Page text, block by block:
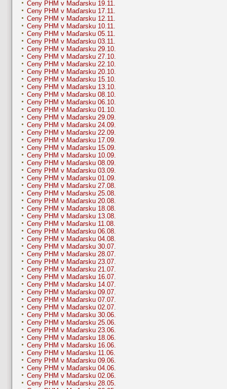
Ceny PHM v Maďarsku 19.11.
Ceny PHM v Maďarsku 17.11.
Ceny PHM v Maďarsku 12.11.
Ceny PHM v Maďarsku 10.11.
Ceny PHM v Maďarsku 05.11.
Ceny PHM v Maďarsku 03.11.
Ceny PHM v Maďarsku 29.10.
Ceny PHM v Maďarsku 27.10.
Ceny PHM v Maďarsku 22.10.
Ceny PHM v Maďarsku 20.10.
Ceny PHM v Maďarsku 15.10.
Ceny PHM v Maďarsku 13.10.
Ceny PHM v Maďarsku 08.10.
Ceny PHM v Maďarsku 06.10.
Ceny PHM v Maďarsku 01.10.
Ceny PHM v Maďarsku 29.09.
Ceny PHM v Maďarsku 24.09.
Ceny PHM v Maďarsku 22.09.
Ceny PHM v Maďarsku 17.09.
Ceny PHM v Maďarsku 15.09.
Ceny PHM v Maďarsku 10.09.
Ceny PHM v Maďarsku 08.09.
Ceny PHM v Maďarsku 03.09.
Ceny PHM v Maďarsku 01.09.
Ceny PHM v Maďarsku 27.08.
Ceny PHM v Maďarsku 25.08.
Ceny PHM v Maďarsku 20.08.
Ceny PHM v Maďarsku 18.08.
Ceny PHM v Maďarsku 13.08.
Ceny PHM v Maďarsku 11.08.
Ceny PHM v Maďarsku 06.08.
Ceny PHM v Maďarsku 04.08.
Ceny PHM v Maďarsku 30.07.
Ceny PHM v Maďarsku 28.07.
Ceny PHM v Maďarsku 23.07.
Ceny PHM v Maďarsku 21.07.
Ceny PHM v Maďarsku 16.07.
Ceny PHM v Maďarsku 14.07.
Ceny PHM v Maďarsku 09.07.
Ceny PHM v Maďarsku 07.07.
Ceny PHM v Maďarsku 02.07.
Ceny PHM v Maďarsku 30.06.
Ceny PHM v Maďarsku 25.06.
Ceny PHM v Maďarsku 23.06.
Ceny PHM v Maďarsku 18.06.
Ceny PHM v Maďarsku 16.06.
Ceny PHM v Maďarsku 11.06.
Ceny PHM v Maďarsku 09.06.
Ceny PHM v Maďarsku 04.06.
Ceny PHM v Maďarsku 02.06.
Ceny PHM v Maďarsku 28.05.